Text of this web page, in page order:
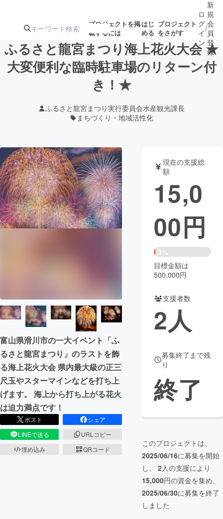
プロジェクトを掲
載するには
はじ
める
プロジェクト
をさがす
注目の新着プロ
ジェクト
募集終了が近いプ
テクノロジー・ガジェット ゲーム・サ
映像・映画 書籍・雑誌
ビジネス・起業 チャレンジ
CAMPFIRE Creation
ロ
グ
イ
ン
/
新
規
会
員
登
録
ふるさと龍宮まつり海上花火大会 ★
大変便利な臨時駐車場のリターン付
き！★
ふるさと龍宮まつり実行委員会水産観光課長
まちづくり・地域活性化
富山県滑川市の一大イベント「ふ
るさと龍宮まつり」のラストを飾
る海上花火大会 県内最大級の正三
尺玉やスターマインなどを打ち上
げます。 海上から打ち上がる花火
は迫力満点です！
ポスト
シェア
LINEで送る
URLコピー
埋め込み
QRコード
現在の支援総
額
15,0
00円
3%
目標金額は
500,000円
支援者数
2人
募集終了まで残
り
終了
このプロジェクトは、
2025/06/16に募集を開始
し、 2人の支援により
15,000円の資金を集め、
2025/06/30に募集を終了
しました